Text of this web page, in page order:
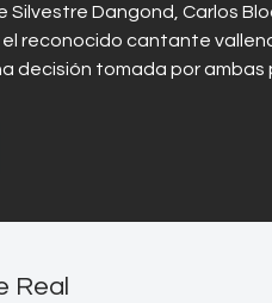
Silvestre Dangond, Carlos
reconocido cantante
decisión tomada por
Real